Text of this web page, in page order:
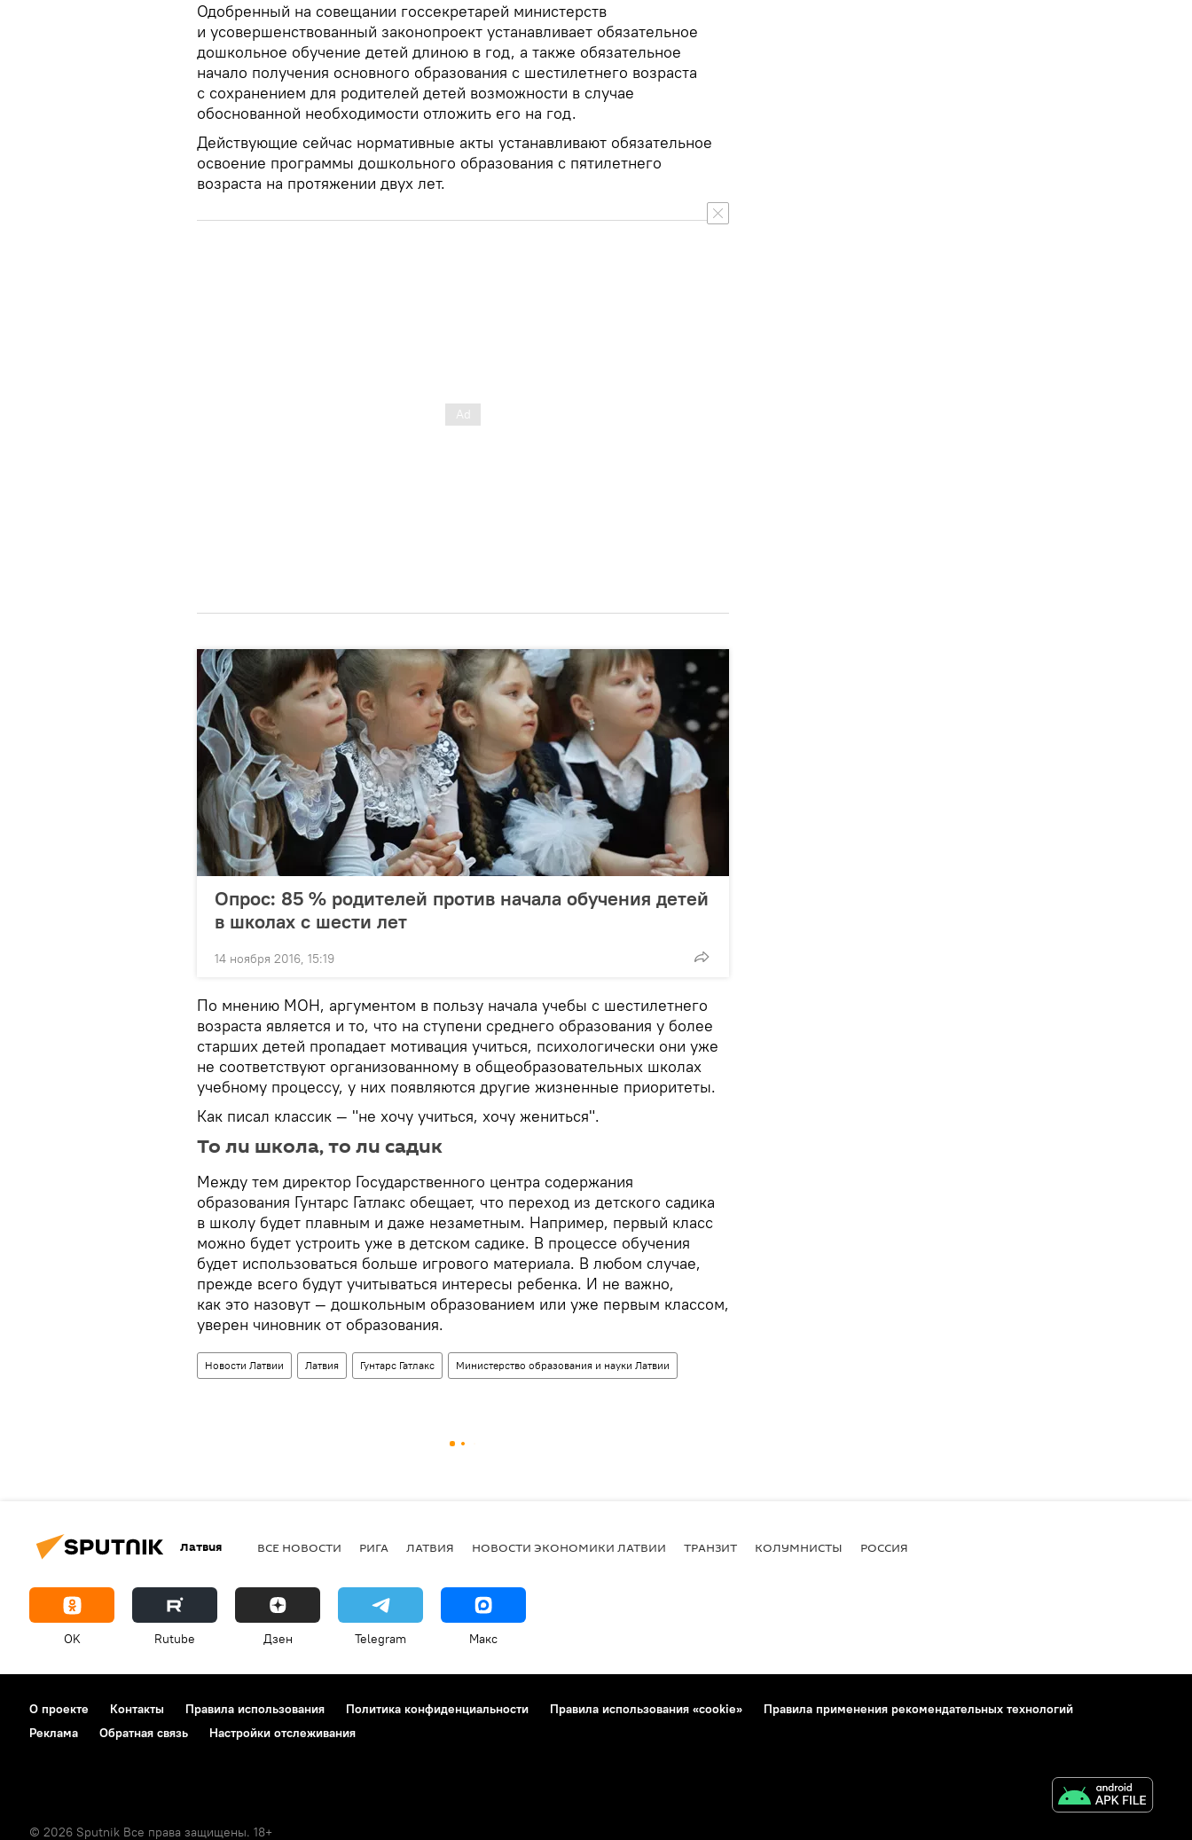
Одобренный на совещании госсекретарей министерств
и усовершенствованный законопроект устанавливает обязательное
дошкольное обучение детей длиною в год, а также обязательное
начало получения основного образования с шестилетнего возраста
с сохранением для родителей детей возможности в случае
обоснованной необходимости отложить его на год.
Действующие сейчас нормативные акты устанавливают обязательное
освоение программы дошкольного образования с пятилетнего
возраста на протяжении двух лет.
Опрос: 85 % родителей против начала обучения детей
в школах с шести лет
14 ноября 2016, 15:19
По мнению МОН, аргументом в пользу начала учебы с шестилетнего
возраста является и то, что на ступени среднего образования у более
старших детей пропадает мотивация учиться, психологически они уже
не соответствуют организованному в общеобразовательных школах
учебному процессу, у них появляются другие жизненные приоритеты.
Как писал классик — "не хочу учиться, хочу жениться".
То ли школа, то ли садик
Между тем директор Государственного центра содержания
образования Гунтарс Гатлакс обещает, что переход из детского садика
в школу будет плавным и даже незаметным. Например, первый класс
можно будет устроить уже в детском садике. В процессе обучения
будет использоваться больше игрового материала. В любом случае,
прежде всего будут учитываться интересы ребенка. И не важно,
как это назовут — дошкольным образованием или уже первым классом,
уверен чиновник от образования.
Новости Латвии Латвия Гунтарс Гатлакс Министерство образования и науки Латвии
Латвия ВСЕ НОВОСТИ РИГА ЛАТВИЯ НОВОСТИ ЭКОНОМИКИ ЛАТВИИ ТРАНЗИТ КОЛУМНИСТЫ РОССИЯ
OK Rutube Дзен Telegram Макс
О проекте Контакты Правила использования Политика конфиденциальности Правила использования «cookie»
Правила применения рекомендательных технологий
Реклама
Обратная связь Настройки отслеживания
© 2026 Sputnik Все права защищены. 18+